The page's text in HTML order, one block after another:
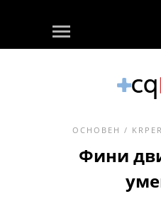
ОСНОВЕН /
Фини